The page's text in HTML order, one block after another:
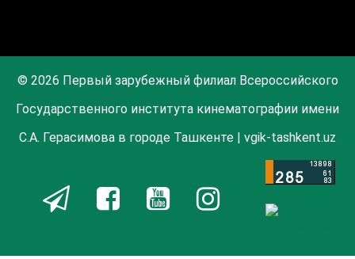
© 2026 Первый зарубежный филиал Всероссийского
Государственного института кинематографии имени
С.А. Герасимова в городе Ташкенте | vgik-tashkent.uz